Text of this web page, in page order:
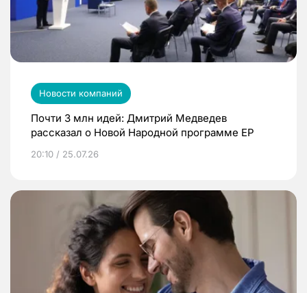
Новости компаний
Почти 3 млн идей: Дмитрий Медведев
рассказал о Новой Народной программе ЕР
20:10 / 25.07.26